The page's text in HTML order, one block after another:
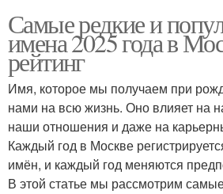
Самые редкие и
имена 2025 года в
рейтинг
Имя, которое мы получаем при
нами на всю жизнь. Оно влияет на
наши отношения и даже на
Каждый год в Москве
имён, и каждый год меняются
В этой статье мы рассмотрим